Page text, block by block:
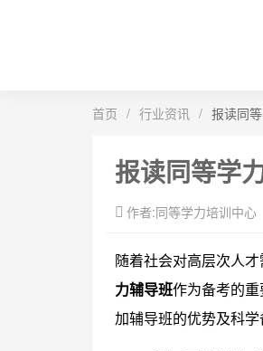
首页 / 行业资讯 / 报读同
报读同等学
作者:同等学力培训中心
随着社会对高层次人
力辅导班作为备考的
加辅导班的优势及科学